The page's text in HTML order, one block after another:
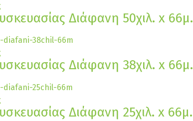
Διάφανη 50χιλ. x 66μ.
Διάφανη 38χιλ. x 66μ.
Διάφανη 25χιλ. x 66μ.